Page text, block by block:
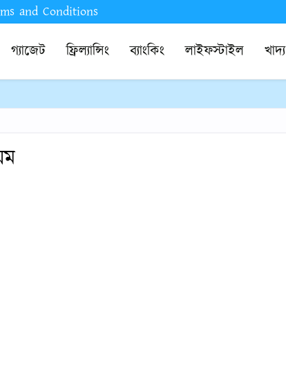
and Conditions
গ্যাজেট ফ্রিল্যান্সিং ব্যাংকিং লাইফস্টাইল খাদ্য